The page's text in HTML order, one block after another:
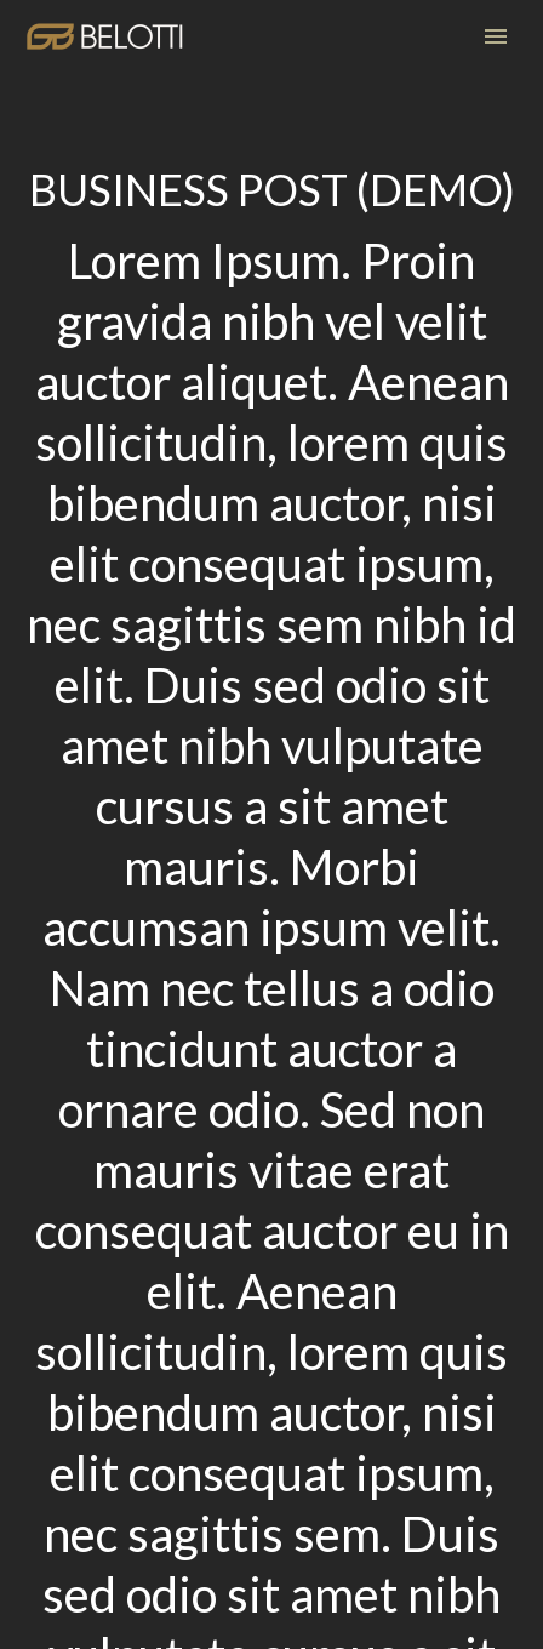
BUSINESS POST (DEMO)
Lorem Ipsum. Proin
gravida nibh vel velit
auctor aliquet. Aenean
sollicitudin, lorem quis
bibendum auctor, nisi
elit consequat ipsum,
nec sagittis sem nibh id
elit. Duis sed odio sit
amet nibh vulputate
cursus a sit amet
mauris. Morbi
accumsan ipsum velit.
Nam nec tellus a odio
tincidunt auctor a
ornare odio. Sed non
mauris vitae erat
consequat auctor eu in
elit. Aenean
sollicitudin, lorem quis
bibendum auctor, nisi
elit consequat ipsum,
nec sagittis sem. Duis
sed odio sit amet nibh